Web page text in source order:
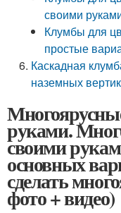
своими
Клумбы для
простые
Каскадная
наземных
руками.
своими
основных
сделать
фото + видео)